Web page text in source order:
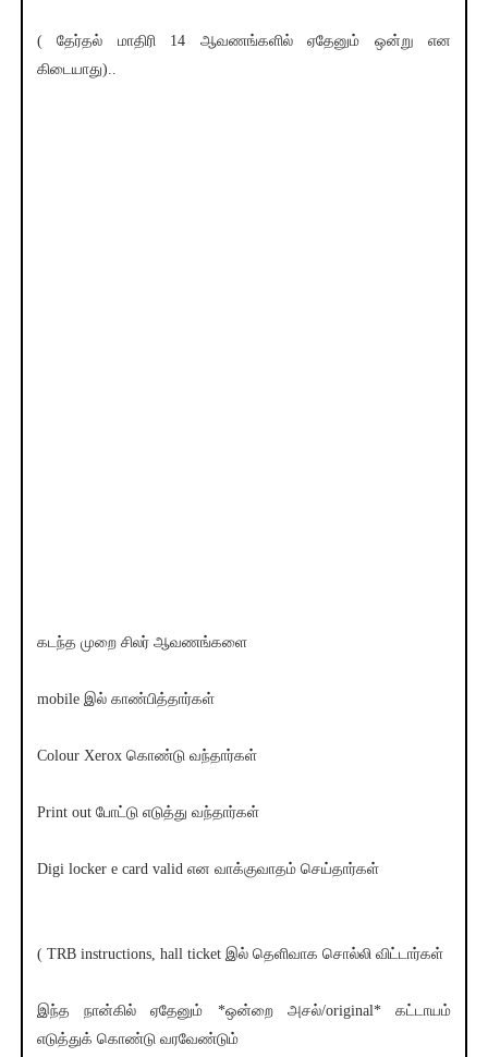
( தேர்தல் மாதிரி 14 ஆவணங்களில் ஏதேனும் ஒன்று என
கிடையாது)..
கடந்த முறை சிலர் ஆவணங்களை
mobile இல் காண்பித்தார்கள்
Colour Xerox கொண்டு வந்தார்கள்
Print out போட்டு எடுத்து வந்தார்கள்
Digi locker e card valid என வாக்குவாதம் செய்தார்கள்
( TRB instructions, hall ticket இல் தெளிவாக சொல்லி விட்டார்கள்
இந்த நான்கில் ஏதேனும் *ஒன்றை அசல்/original* கட்டாயம்
எடுத்துக் கொண்டு வரவேண்டும்